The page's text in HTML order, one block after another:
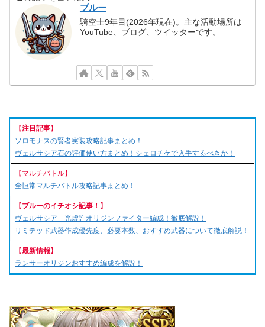
ブルー
騎空士9年目(2026年現在)。主な活動場所は
YouTube、ブログ、ツイッターです。
【注目記事】
ソロモナスの賢者実装攻略記事まとめ！
ヴェルサシア石の評価使い方まとめ！シェロチケで入手するべきか！
【マルチバトル】
全恒常マルチバトル攻略記事まとめ！
【ブルーのイチオシ記事！ 】
ヴェルサシア 光虚詐オリジンファイター編成！徹底解説！
リミテッド武器作成優先度、必要本数、おすすめ武器について徹底解説！
【最新情報】
ランサーオリジンおすすめ編成を解説！